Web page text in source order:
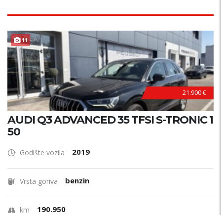
11
21.900 €
AUDI Q3 ADVANCED 35 TFSI S-TRONIC 1
50
Godište vozila 2019
Vrsta goriva benzin
km 190.950